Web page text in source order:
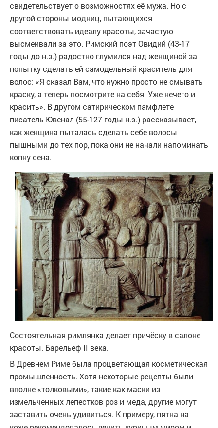
свидетельствует о возможностях её мужа. Но с
другой стороны модниц, пытающихся
соответствовать идеалу красоты, зачастую
высмеивали за это. Римский поэт Овидий (43-17
годы до н.э.) радостно глумился над женщиной за
попытку сделать ей самодельный краситель для
волос: «Я сказал Вам, что нужно просто не смывать
краску, а теперь посмотрите на себя. Уже нечего и
красить». В другом сатирическом памфлете
писатель Ювенал (55-127 годы н.э.) рассказывает,
как женщина пыталась сделать себе волосы
пышными до тех пор, пока они не начали напоминать
копну сена.
Состоятельная римлянка делает причёску в салоне
красоты. Барельеф II века.
В Древнем Риме была процветающая косметическая
промышленность. Хотя некоторые рецепты были
вполне «толковыми», такие как маски из
измельченных лепестков роз и меда, другие могут
заставить очень удивиться. К примеру, пятна на